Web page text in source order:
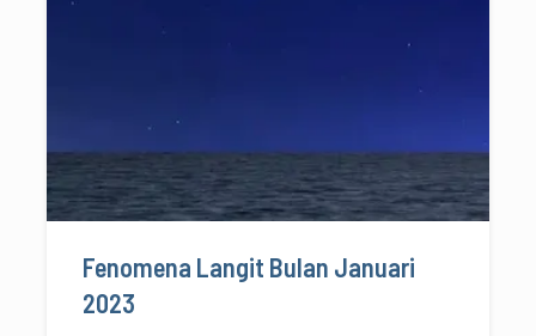
Fenomena Langit Bulan Januari
2023